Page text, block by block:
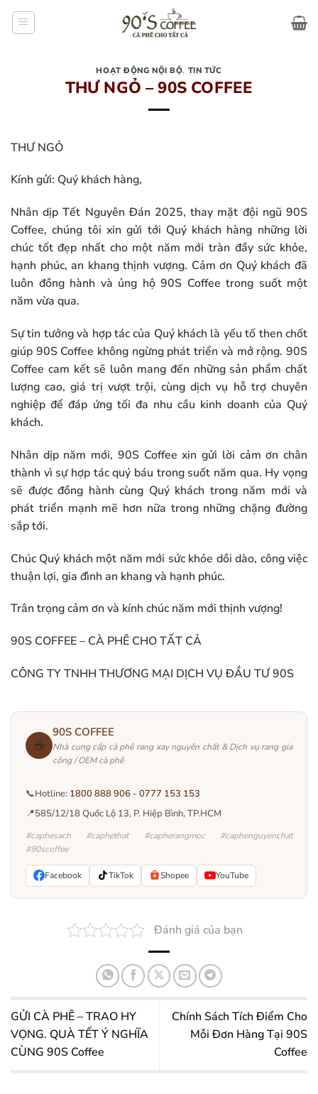
HOẠT ĐỘNG NỘI BỘ, TIN TỨC
THƯ NGỎ – 90S COFFEE
THƯ NGỎ
Kính gửi: Quý khách hàng,
Nhân dịp Tết Nguyên Đán 2025, thay mặt đội ngũ 90S
Coffee, chúng tôi xin gửi tới Quý khách hàng những lời
chúc tốt đẹp nhất cho một năm mới tràn đầy sức khỏe,
hạnh phúc, an khang thịnh vượng. Cảm ơn Quý khách đã
luôn đồng hành và ủng hộ 90S Coffee trong suốt một
năm vừa qua.
Sự tin tưởng và hợp tác của Quý khách là yếu tố then chốt
giúp 90S Coffee không ngừng phát triển và mở rộng. 90S
Coffee cam kết sẽ luôn mang đến những sản phẩm chất
lượng cao, giá trị vượt trội, cùng dịch vụ hỗ trợ chuyên
nghiệp để đáp ứng tối đa nhu cầu kinh doanh của Quý
khách.
Nhân dịp năm mới, 90S Coffee xin gửi lời cảm ơn chân
thành vì sự hợp tác quý báu trong suốt năm qua. Hy vọng
sẽ được đồng hành cùng Quý khách trong năm mới và
phát triển mạnh mẽ hơn nữa trong những chặng đường
sắp tới.
Chúc Quý khách một năm mới sức khỏe dồi dào, công việc
thuận lợi, gia đình an khang và hạnh phúc.
Trân trọng cảm ơn và kính chúc năm mới thịnh vượng!
90S COFFEE – CÀ PHÊ CHO TẤT CẢ
CÔNG TY TNHH THƯƠNG MẠI DỊCH VỤ ĐẦU TƯ 90S
☕
90S COFFEE
Nhà cung cấp cà phê rang xay nguyên chất & Dịch vụ rang gia
công / OEM cà phê
📞Hotline: 1800 888 906 - 0777 153 153
📍585/12/18 Quốc Lộ 13, P. Hiệp Bình, TP.HCM
#caphesach #caphethat #capherangmoc #caphenguyenchat
#90scoffee
Facebook TikTok Shopee YouTube
Đánh giá của bạn
GỬI CÀ PHÊ – TRAO HY
VỌNG. QUÀ TẾT Ý NGHĨA
CÙNG 90S Coffee
Chính Sách Tích Điểm Cho
Mỗi Đơn Hàng Tại 90S
Coffee